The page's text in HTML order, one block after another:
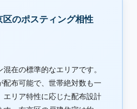
区のポスティング相性
混在の標準的なエリアです。
配布可能で、世帯絶対数も一
エリア特性に応じた配布設計